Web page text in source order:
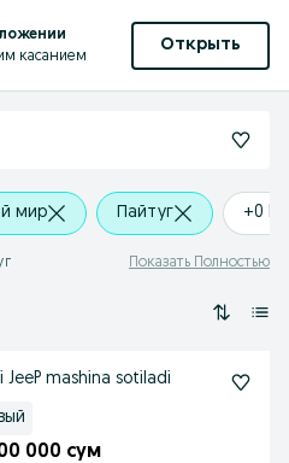
касанием
Открыть
мир Пайтуг +0
Показать Полностью
JeeP mashina sotiladi
000 сум